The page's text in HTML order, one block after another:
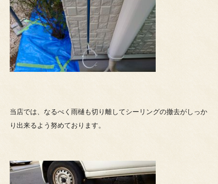
当店では、なるべく雨樋も切り離してシーリングの撤去がしっか
り出来るよう努めております。